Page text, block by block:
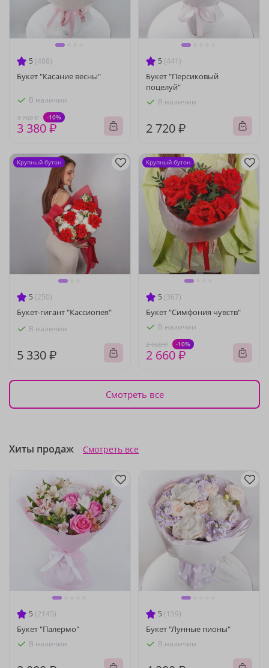
5 (408)
Букет "Касание весны"
В наличии
3 760 ₽ -10%
3 380 ₽
5 (441)
Букет "Персиковый
поцелуй"
В наличии
2 720 ₽
5 (250)
Букет-гигант "Кассиопея"
В наличии
5 330 ₽
Крупный бутон
5 (367)
Букет "Симфония чувств"
В наличии
2 960 ₽ -10%
2 660 ₽
Крупный бутон
Смотреть все
Хиты продаж Смотреть все
5 (2145)
Букет "Палермо"
В наличии
5 (159)
Букет "Лунные пионы"
В наличии